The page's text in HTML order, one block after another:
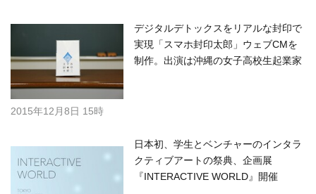
デジタルデトックスをリアルな封印で
実現「スマホ封印太郎」ウェブCMを
制作。出演は沖縄の女子高校生起業家
2015年12月8日 15時
日本初、学生とベンチャーのインタラ
クティブアートの祭典、企画展
『INTERACTIVE WORLD』開催